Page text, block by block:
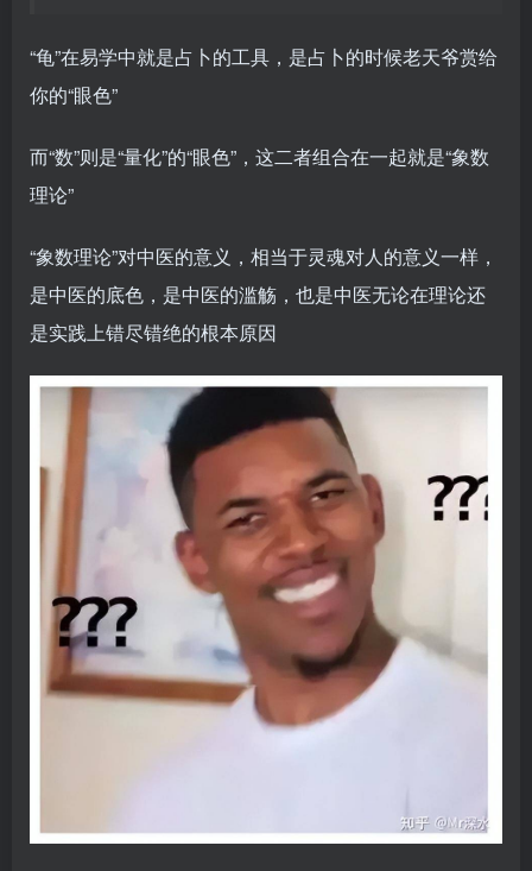
“龟”在易学中就是占卜的工具，是占卜的时候老天爷赏给
你的“眼色”
而“数”则是“量化”的“眼色”，这二者组合在一起就是“象数
理论”
“象数理论”对中医的意义，相当于灵魂对人的意义一样，
是中医的底色，是中医的滥觞，也是中医无论在理论还
是实践上错尽错绝的根本原因